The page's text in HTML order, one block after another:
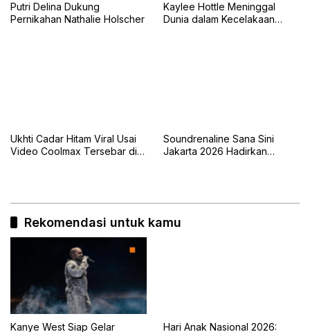
Putri Delina Dukung
Pernikahan Nathalie Holscher
Kaylee Hottle Meninggal
Dunia dalam Kecelakaan
Ukhti Cadar Hitam Viral Usai
Video Coolmax Tersebar di
Soundrenaline Sana Sini
Jakarta 2026 Hadirkan
Rekomendasi untuk kamu
Kanye West Siap Gelar
Hari Anak Nasional 2026: